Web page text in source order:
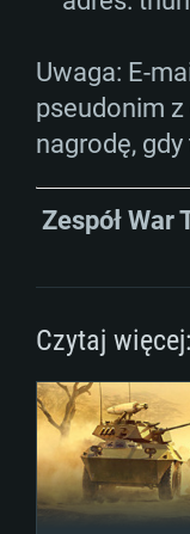
Uwaga: E-
pseudonim z
nagrodę,
Zespół War
Czytaj więcej: